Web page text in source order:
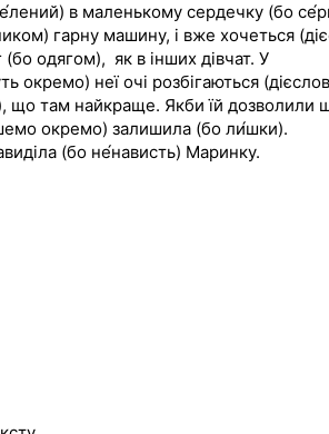
в маленькому сердечку (бо
гарну машину, і вже хочеться
одягом), як в інших дівчат. У
окремо) неї очі розбігаються
що там найкраще. Якби їй дозволили
окремо) залишила (бо ли́шки).
(бо не́нависть) Маринку.